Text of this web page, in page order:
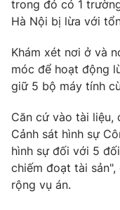
trong đó có 1
Hà Nội bị lừa với
Khám xét nơi ở và
móc để hoạt động
giữ 5 bộ máy tính
Căn cứ vào tài liệu,
Cảnh sát hình sự
hình sự đối với 5
chiếm đoạt tài
rộng vụ án.